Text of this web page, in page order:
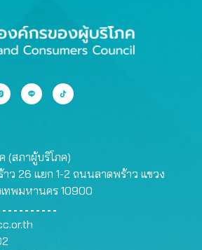
(สภาผู้บริโภค)
าว 26 แยก 1-2 ถนนลาดพร้าว แขวง
ทพมหานคร 10900